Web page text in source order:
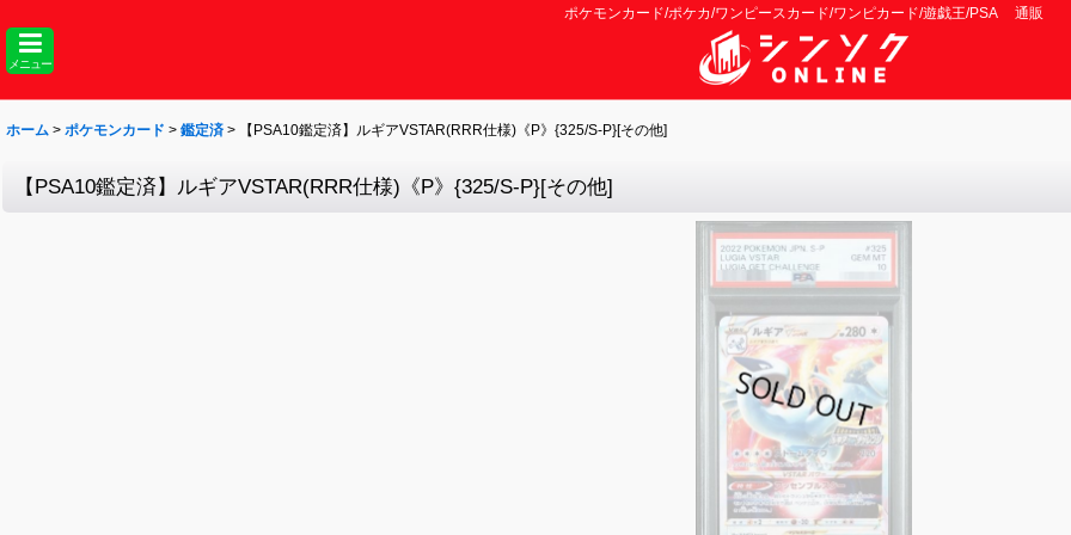
ポケモンカード/ポケカ/ワンピースカード/ワンピカード/遊戯王/PSA 通販
メニュー
ホーム > ポケモンカード > 鑑定済 > 【PSA10鑑定済】ルギアVSTAR(RRR仕様)《P》{325/S-P}[その他]
【PSA10鑑定済】ルギアVSTAR(RRR仕様)《P》{325/S-P}[その他]